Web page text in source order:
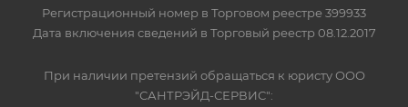
Регистрационный номер в Торговом реестре 399933
Дата включения сведений в Торговый реестр 08.12.2017
При наличии претензий обращаться к юристу ООО
"САНТРЭЙД-СЕРВИС":